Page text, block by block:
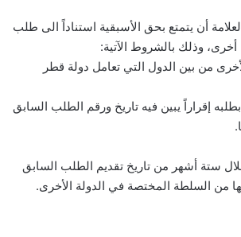
أن يتمتع بحق الأسبقية استناداً الى طلب
وذلك بالشروط الآتية:
من بين الدول التي تعامل دولة قطر
إقراراً يبين فيه تاريخ ورقم الطلب السابق
ستة أشهر من تاريخ تقديم الطلب السابق
من السلطة المختصة في الدولة الأخرى.